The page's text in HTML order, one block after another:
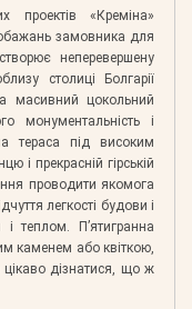
проектів «Креміна»
замовника для
неперевершену
столиці Болгарії
масивний цокольний
монументальність і
тераса під високим
і прекрасній гірській
проводити якомога
легкості будови і
теплом. П’ятигранна
каменем або квіткою,
дізнатися, що ж